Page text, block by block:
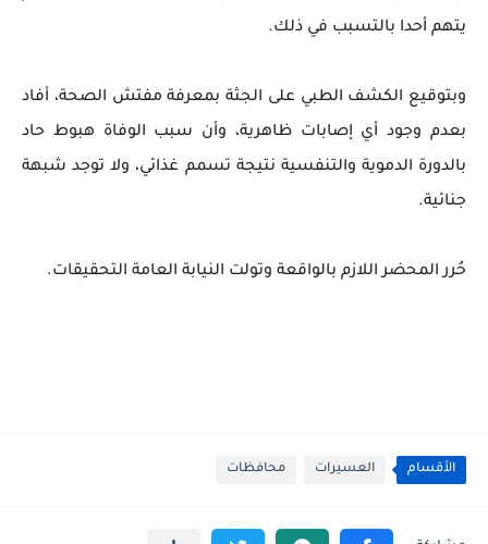
يتهم أحدا بالتسبب في ذلك.
وبتوقيع الكشف الطبي على الجثة بمعرفة مفتش الصحة، أفاد
بعدم وجود أي إصابات ظاهرية، وأن سبب الوفاة هبوط حاد
بالدورة الدموية والتنفسية نتيجة تسمم غذائي، ولا توجد شبهة
جنائية.
حُرر المحضر اللازم بالواقعة وتولت النيابة العامة التحقيقات.
الأقسام العسيرات محافظات